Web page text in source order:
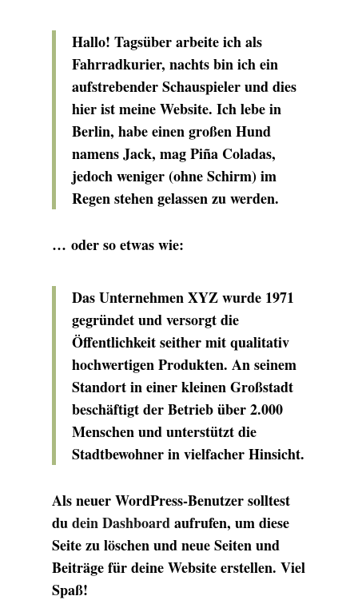
Hallo! Tagsüber arbeite ich als
Fahrradkurier, nachts bin ich ein
aufstrebender Schauspieler und dies
hier ist meine Website. Ich lebe in
Berlin, habe einen großen Hund
namens Jack, mag Piña Coladas,
jedoch weniger (ohne Schirm) im
Regen stehen gelassen zu werden.
… oder so etwas wie:
Das Unternehmen XYZ wurde 1971
gegründet und versorgt die
Öffentlichkeit seither mit qualitativ
hochwertigen Produkten. An seinem
Standort in einer kleinen Großstadt
beschäftigt der Betrieb über 2.000
Menschen und unterstützt die
Stadtbewohner in vielfacher Hinsicht.
Als neuer WordPress-Benutzer solltest
dudein Dashboardaufrufen, um diese
Seite zu löschen und neue Seiten und
Beiträge für deine Website erstellen. Viel
Spaß!